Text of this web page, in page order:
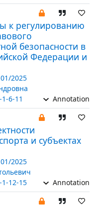
к регулированию
безопасности в
Федерации и
2025
6-11 Annotation
и субъектах
2025
1-12-15 Annotation